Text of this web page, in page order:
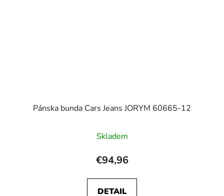
Pánska bunda Cars Jeans JORYM 60665-12
Skladem
€94,96
DETAIL